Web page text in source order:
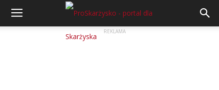
REKLAMA